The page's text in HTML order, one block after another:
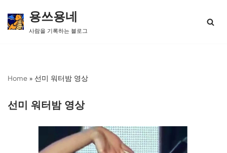
콘
너
용쓰용네
사람을 기록하는 블로그
Home » 선미 워터밤 영상
선미 워터밤 영상